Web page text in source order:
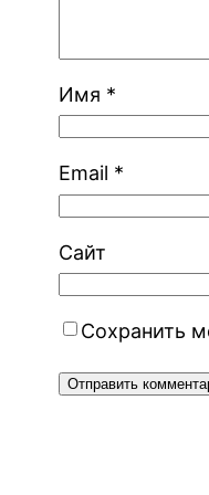
Имя *
Email *
Сайт
Сохранить